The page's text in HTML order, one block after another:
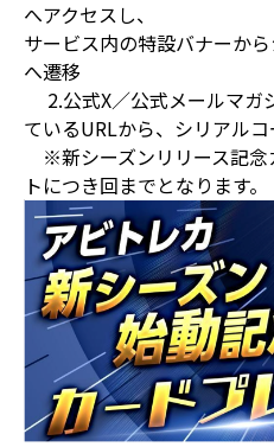
へアクセスし、
サービス内の特設バナーか
へ遷移
2.公式X／公式メールマガ
ているURLから、シリアル
※新シーズンリリース記念
トにつき回までとなります。